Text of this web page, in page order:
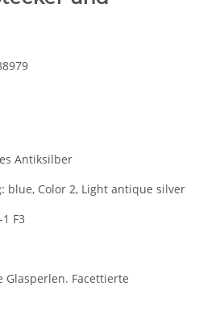
Antiksilber
blue, Color 2, Light antique silver
F3
Glasperlen. Facettierte